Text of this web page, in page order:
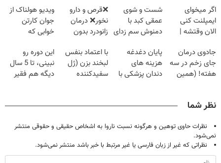
اگر میخوای
ایمپلنت کنی
الان وقتشه |
میلیون تومان!!!
شست و شوی
عمقی کبد با
دمنوش سم زدای
❌قرص‌ و دارو
نخور❌ درمان
زانودرد بدون
ویدیو هولناک از
جوان کارتن
خوابی که
آموزش رایگان
جادوی درمان
جای زخم در سه
هفته! (همین
پایان دغدغه
هزینه های
دندان پزشکی با
با اعتماد بنفس
لبخند بزن (ژل
سفیدکننده
این دوره رو
نبینی، تا 5 سال
دیگه هم فقیر
نظر شما
نظرات حاوی توهین و هرگونه نسبت ناروا به اشخاص حقیقی و حقوقی منتشر
نمی‌شود.
نظراتی که غیر از زبان فارسی یا غیر مرتبط با خبر باشد منتشر نمی‌شود.